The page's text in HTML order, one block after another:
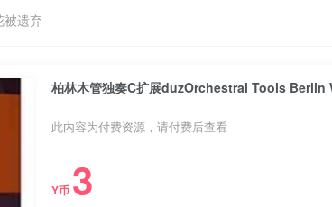
被遗弃
此内容为付费资源，请付费后查看
Y币 3